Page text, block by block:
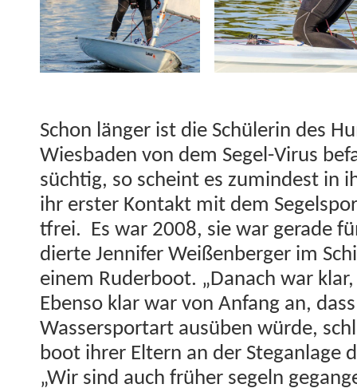
Schon länger ist die Schü­lerin des
Wies­baden von dem Segel-Virus
süchtig, so scheint es zumin­d­est in
ihr erster Kon­takt mit dem
t­frei. Es war 2008, sie war ger­ade
dierte Jen­nifer Weißen­berg­er im
einem Rud­er­boot. „Danach war
Eben­so klar war von Anfang an,
Wasser­sportart ausüben würde,
boot ihrer Eltern an der Ste­gan­lage
„Wir sind auch früher segeln